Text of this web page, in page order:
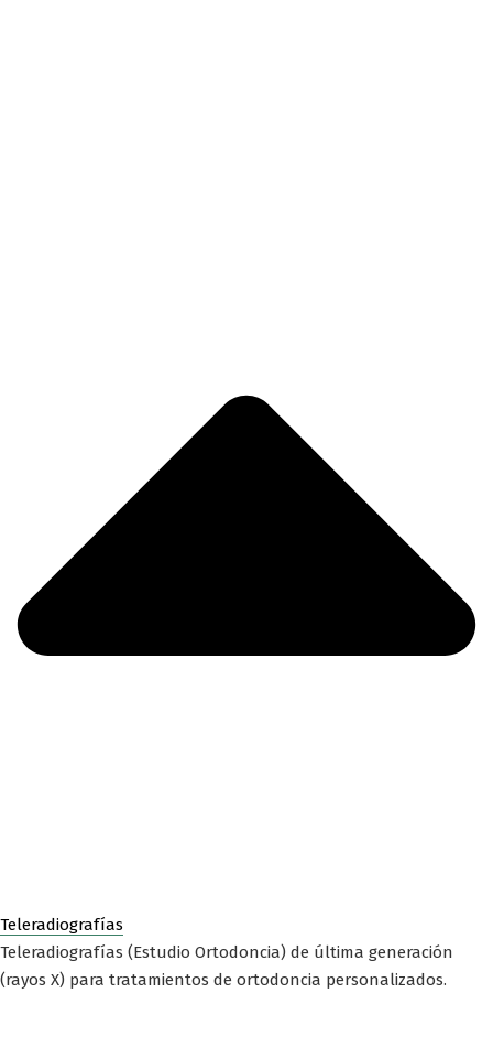
Teleradiografías
Teleradiografías (Estudio Ortodoncia) de última generación
(rayos X) para tratamientos de ortodoncia personalizados.